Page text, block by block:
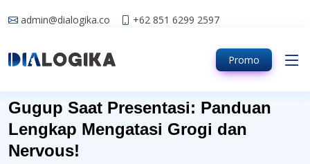
admin@dialogika.co +62 851 6299 2597
Promo
Gugup Saat Presentasi: Panduan
Lengkap Mengatasi Grogi dan
Nervous!